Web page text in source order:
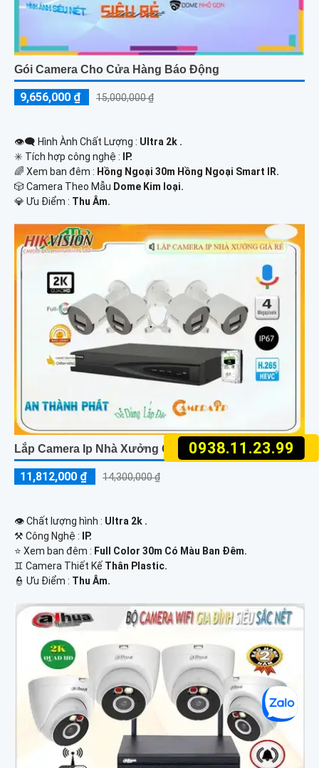
0938.11.23.99
Gói Camera Cho Cửa Hàng Báo Động
9,656,000 ₫ 15,000,000 ₫
👁️‍🗨 Hình Ành Chất Lượng : Ultra 2k .
✳️ Tích hợp công nghệ :
IP.
🌈 Xem ban đêm : Hồng Ngoại 30m Hồng Ngoại Smart IR.
🎲 Camera Theo Mẫu Dome Kim loại.
️💎 Ưu Điểm : Thu Âm.
Lắp Camera Ip Nhà Xưởng Giá Rẻ
11,812,000 ₫ 14,300,000 ₫
👁 Chất lượng hình : Ultra 2k .
⚒ Công Nghệ :
IP.
⭐ Xem ban đêm : Full Color 30m Có Màu Ban Ðêm.
♊ Camera Thiết Kế Thân Plastic.
️👮 Ưu Điểm : Thu Âm.